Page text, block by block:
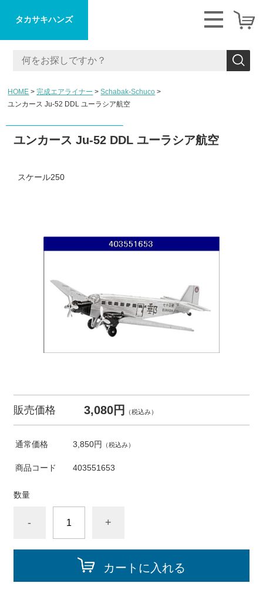
タカサキハンズ
HOME 完成エアライナー
Schabak-Schuco
ユンカース Ju-52 DDL ユーラシア航空
ユンカース Ju-52 DDL ユーラシア航空
スケール250
販売価格 3,080円 （税込み）
通常価格 3,850円 （税込み）
商品コード 403551653
数量
- +
カートに入れる